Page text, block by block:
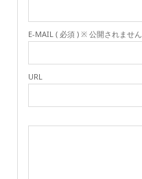
E-MAIL ( 必須 ) ※ 公開されません
URL